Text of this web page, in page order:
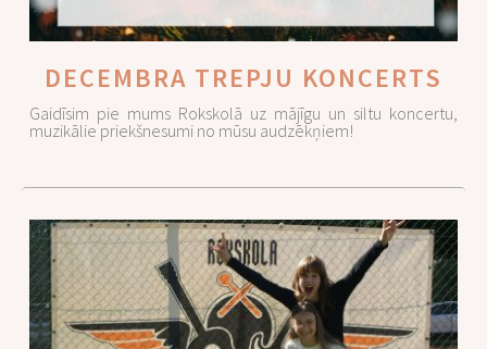
DECEMBRA TREPJU KONCERTS
Gaidīsim pie mums Rokskolā uz mājīgu un siltu koncertu,
muzikālie priekšnesumi no mūsu audzēkņiem!